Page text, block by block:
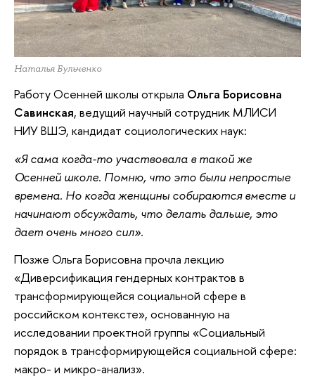
Наталья Бульченко
Работу Осенней школы открыла Ольга Борисовна
Савинская, ведущий научный сотрудник МЛИСИ
НИУ ВШЭ, кандидат социологических наук:
«Я сама когда-то участвовала в такой же
Осенней школе. Помню, что это были непростые
времена. Но когда женщины собираются вместе и
начинают обсуждать, что делать дальше, это
дает очень много сил».
Позже Ольга Борисовна прочла лекцию
«Диверсификация гендерных контрактов в
трансформирующейся социальной сфере в
российском контексте», основанную на
исследовании проектной группы «Социальный
порядок в трансформирующейся социальной сфере:
макро- и микро-анализ».